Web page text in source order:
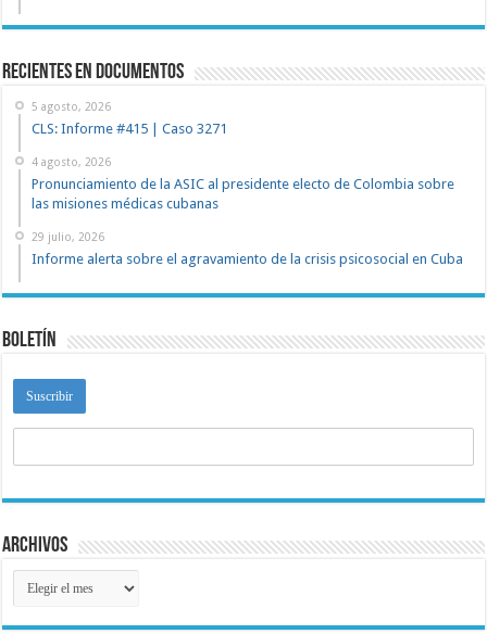
recientes en documentos
5 agosto, 2026
CLS: Informe #415 | Caso 3271
4 agosto, 2026
Pronunciamiento de la ASIC al presidente electo de Colombia sobre
las misiones médicas cubanas
29 julio, 2026
Informe alerta sobre el agravamiento de la crisis psicosocial en Cuba
Boletín
Archivos
Archivos